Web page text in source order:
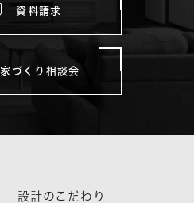
資料請求
家づくり相談会
設計のこだわり